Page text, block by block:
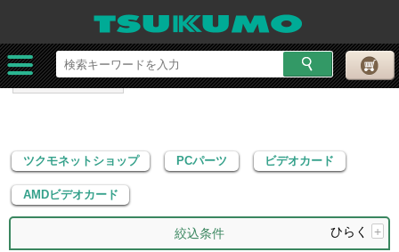
ツクモネットショップ PCパーツ
ビデオカード
AMDビデオカード
ツクモネットショップ PCパーツ ビデオカード
AMDビデオカード
絞込条件 ひらく +